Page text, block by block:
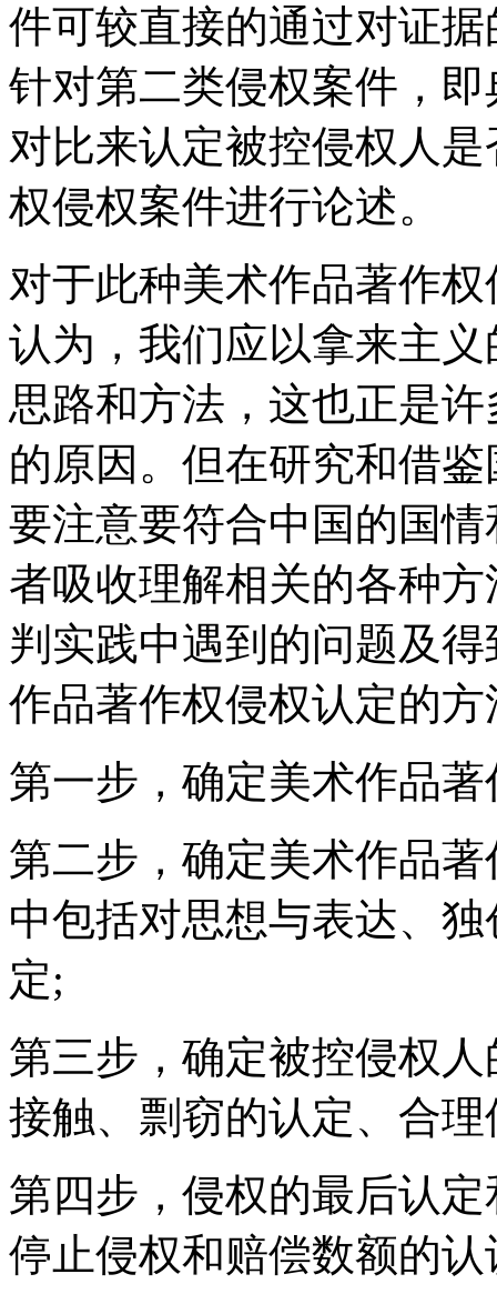
件可较直接的通过对证
针对第二类侵权案件，
对比来认定被控侵权人
权侵权案件进行论述。
对于此种美术作品著作
认为，我们应以拿来主
思路和方法，这也正是
的原因。但在研究和借
要注意要符合中国的国
者吸收理解相关的各种
判实践中遇到的问题及
作品著作权侵权认定的方
第一步，确定美术作品
第二步，确定美术作品
中包括对思想与表达、
定;
第三步，确定被控侵权
接触、剽窃的认定、合
第四步，侵权的最后认
停止侵权和赔偿数额的认